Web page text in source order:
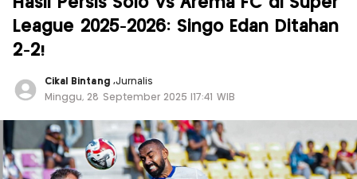
League 2025-2026: Singo Edan Ditahan
2-2!
Cikal Bintang ,Jurnalis
Minggu, 28 September 2025 |17:41 WIB